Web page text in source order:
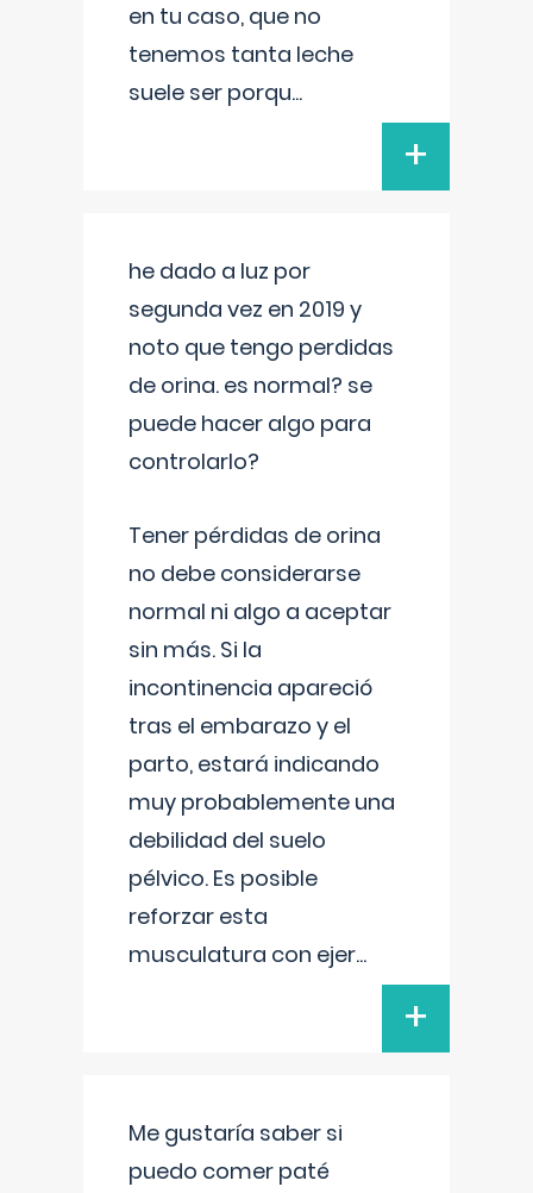
en tu caso, que no
tenemos tanta leche
suele ser porqu...
+
he dado a luz por
segunda vez en 2019 y
noto que tengo perdidas
de orina. es normal? se
puede hacer algo para
controlarlo?
Tener pérdidas de orina
no debe considerarse
normal ni algo a aceptar
sin más. Si la
incontinencia apareció
tras el embarazo y el
parto, estará indicando
muy probablemente una
debilidad del suelo
pélvico. Es posible
reforzar esta
musculatura con ejer...
+
Me gustaría saber si
puedo comer paté